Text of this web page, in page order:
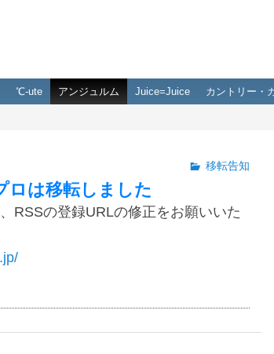
℃-ute アンジュルム Juice=Juice カントリー・
移転告知
ロは移転しました
RSSの登録URLの修正をお願いいた